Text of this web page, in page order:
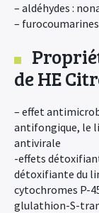
– aldéhydes :
–
de HE
– effet
antifongique, le
antivirale
-effets
détoxifiante du
cytochromes P-
glulathion-S-